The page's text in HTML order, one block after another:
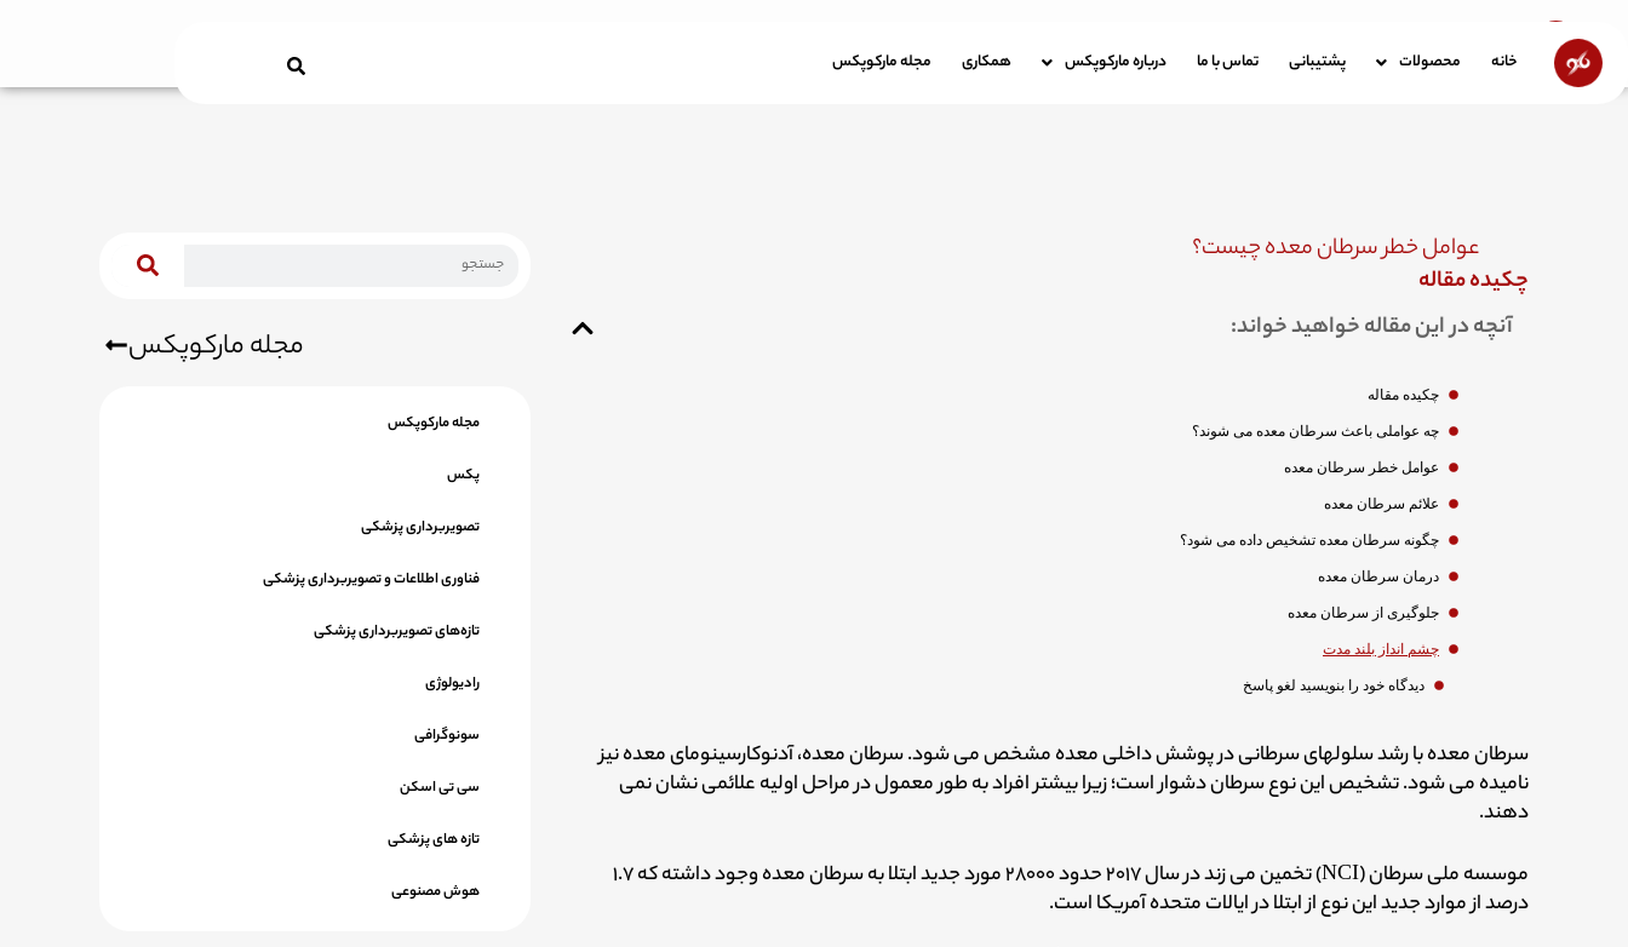
محتوا
خانه محصولات پشتیبانی تماس با ما درباره مارکوپکس همکاری مجله مارکوپکس
عوامل خطر سرطان معده چیست؟
چکیده مقاله
آنچه در این مقاله خواهید خواند:
چکیده مقاله
چه عواملی باعث سرطان معده می شوند؟
عوامل خطر سرطان معده
علائم سرطان معده
چگونه سرطان معده تشخیص داده می شود؟
درمان سرطان معده
جلوگیری از سرطان معده
چشم انداز بلند مدت
دیدگاه‌ خود را بنویسید لغو پاسخ
سرطان معده با رشد سلولهای سرطانی در پوشش داخلی معده مشخص می شود. سرطان معده، آدنوکارسینومای معده نیز
نامیده می شود. تشخیص این نوع سرطان دشوار است؛ زیرا بیشتر افراد به طور معمول در مراحل اولیه علائمی نشان نمی
دهند.
موسسه ملی سرطان (NCI) تخمین می زند در سال ۲۰۱۷ حدود ۲۸۰۰۰ مورد جدید ابتلا به سرطان معده وجود داشته که ۱.۷
درصد از موارد جدید این نوع از ابتلا در ایالات متحده آمریکا است.
مجله مارکوپکس
مجله مارکوپکس
پکس
تصویربرداری پزشکی
فناوری اطلاعات و تصویربرداری پزشکی
تازه‌های تصویربرداری پزشکی
رادیولوژی
سونوگرافی
سی تی اسکن
تازه های پزشکی
هوش مصنوعی